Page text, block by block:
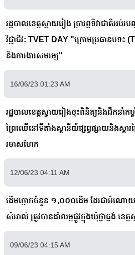
រដ្ឋបាលខេត្តស្វាយរៀង ប្រារព្វទិវាជាតិអ
វិជ្ជាជីវ: TVET DAY "ក្រោមប្រធានបទ៖
និងការងារសមរម្យ"
16/06/23 01:23 AM
រដ្ឋបាលខេត្តស្វាយរៀងចុះពិនិត្យនិងដឹកនាំកម្
ព្រៃឈើនៅទីតាំងស្ថានីយ៍ផ្សព្វផ្សាយនិងស្ដា
រមាសហែក
12/06/23 04:11 AM
ដើមក្ងោកចំនួន ១,០០០ដើម ដែរជាអំណោ
សំអាល់ ត្រូវបានដាំលម្អផ្លូវក្នុងឃុំថ្នាធ្នង់ ខេត្
09/06/23 04:15 AM